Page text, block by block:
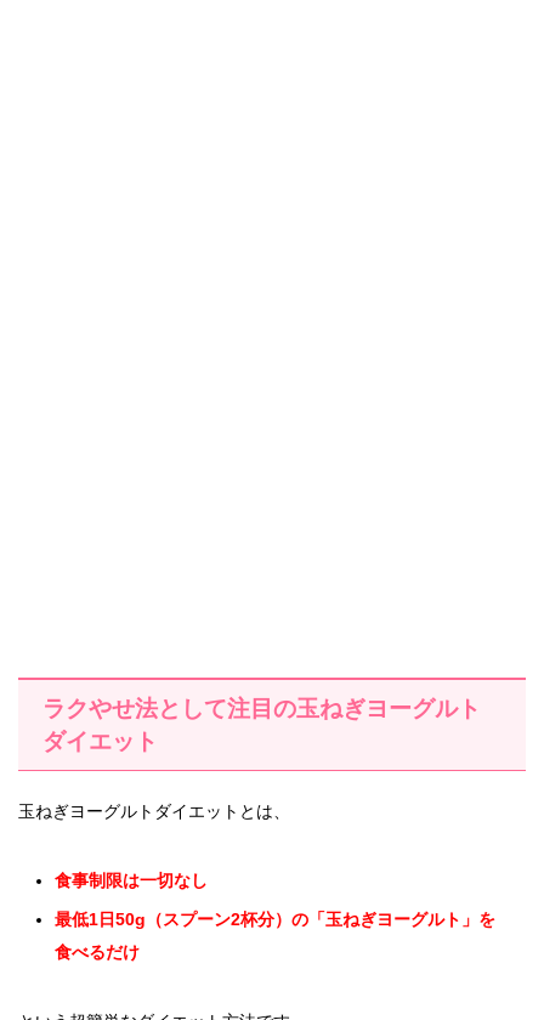
ラクやせ法として注目の玉ねぎヨーグルト
ダイエット
玉ねぎヨーグルトダイエットとは、
食事制限は一切なし
最低1日50g（スプーン2杯分）の「玉ねぎヨーグルト」を
食べるだけ